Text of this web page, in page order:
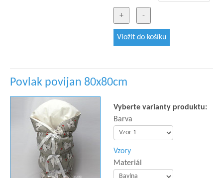
Povlak povijan 80x80cm
Vyberte varianty produktu:
Barva
Vzory
Materiál